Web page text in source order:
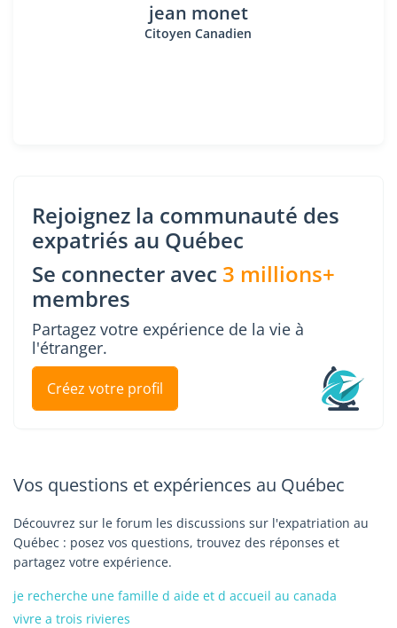
jean monet
Citoyen Canadien
Rejoignez la communauté des
expatriés au Québec
Se connecter avec 3 millions+
membres
Partagez votre expérience de la vie à
l'étranger.
Créez votre profil
Vos questions et expériences au Québec
Découvrez sur le forum les discussions sur l'expatriation au
Québec : posez vos questions, trouvez des réponses et
partagez votre expérience.
je recherche une famille d aide et d accueil au canada
vivre a trois rivieres